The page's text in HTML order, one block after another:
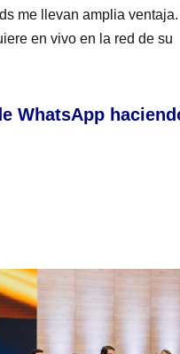
me llevan amplia
en vivo en la red de su
WhatsApp